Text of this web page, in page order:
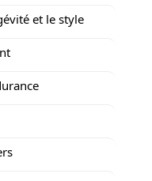
et le style